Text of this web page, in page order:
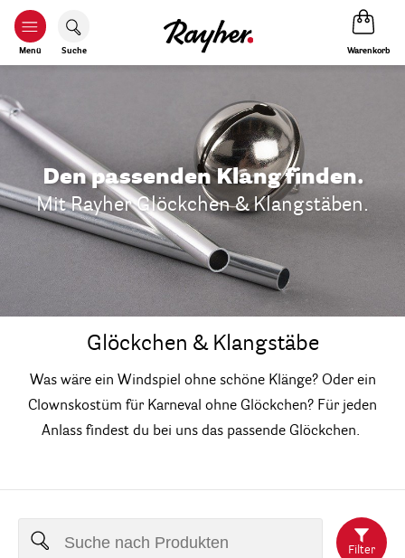
Menü Suche Warenkorb
Den passenden Klang finden.
Mit Rayher Glöckchen & Klangstäben.
Glöckchen & Klangstäbe
Was wäre ein Windspiel ohne schöne Klänge? Oder ein
Clownskostüm für Karneval ohne Glöckchen? Für jeden
Anlass findest du bei uns das passende Glöckchen.
Filter